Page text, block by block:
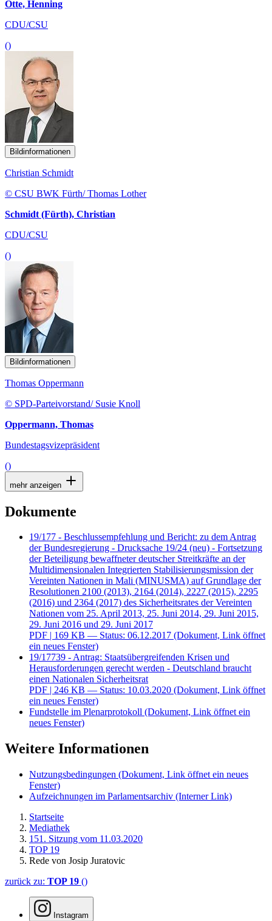
Otte, Henning
CDU/CSU
()
Bildinformationen
Christian Schmidt
© CSU BWK Fürth/ Thomas Lother
Schmidt (Fürth), Christian
CDU/CSU
()
Bildinformationen
Thomas Oppermann
© SPD-Parteivorstand/ Susie Knoll
Oppermann, Thomas
Bundestagsvizepräsident
()
mehr anzeigen
Dokumente
19/177 - Beschlussempfehlung und Bericht: zu dem Antrag
der Bundesregierung - Drucksache 19/24 (neu) - Fortsetzung
der Beteiligung bewaffneter deutscher Streitkräfte an der
Multidimensionalen Integrierten Stabilisierungsmission der
Vereinten Nationen in Mali (MINUSMA) auf Grundlage der
Resolutionen 2100 (2013), 2164 (2014), 2227 (2015), 2295
(2016) und 2364 (2017) des Sicherheitsrates der Vereinten
Nationen vom 25. April 2013, 25. Juni 2014, 29. Juni 2015,
29. Juni 2016 und 29. Juni 2017
PDF | 169 KB — Status: 06.12.2017 (Dokument, Link öffnet
ein neues Fenster)
19/17739 - Antrag: Staatsübergreifenden Krisen und
Herausforderungen gerecht werden - Deutschland braucht
einen Nationalen Sicherheitsrat
PDF | 246 KB — Status: 10.03.2020 (Dokument, Link öffnet
ein neues Fenster)
Fundstelle im Plenarprotokoll (Dokument, Link öffnet ein
neues Fenster)
Weitere Informationen
Nutzungsbedingungen (Dokument, Link öffnet ein neues
Fenster)
Aufzeichnungen im Parlamentsarchiv (Interner Link)
Startseite
Mediathek
151. Sitzung vom 11.03.2020
TOP 19
Rede von Josip Juratovic
zurück zu: TOP 19 ()
Instagram